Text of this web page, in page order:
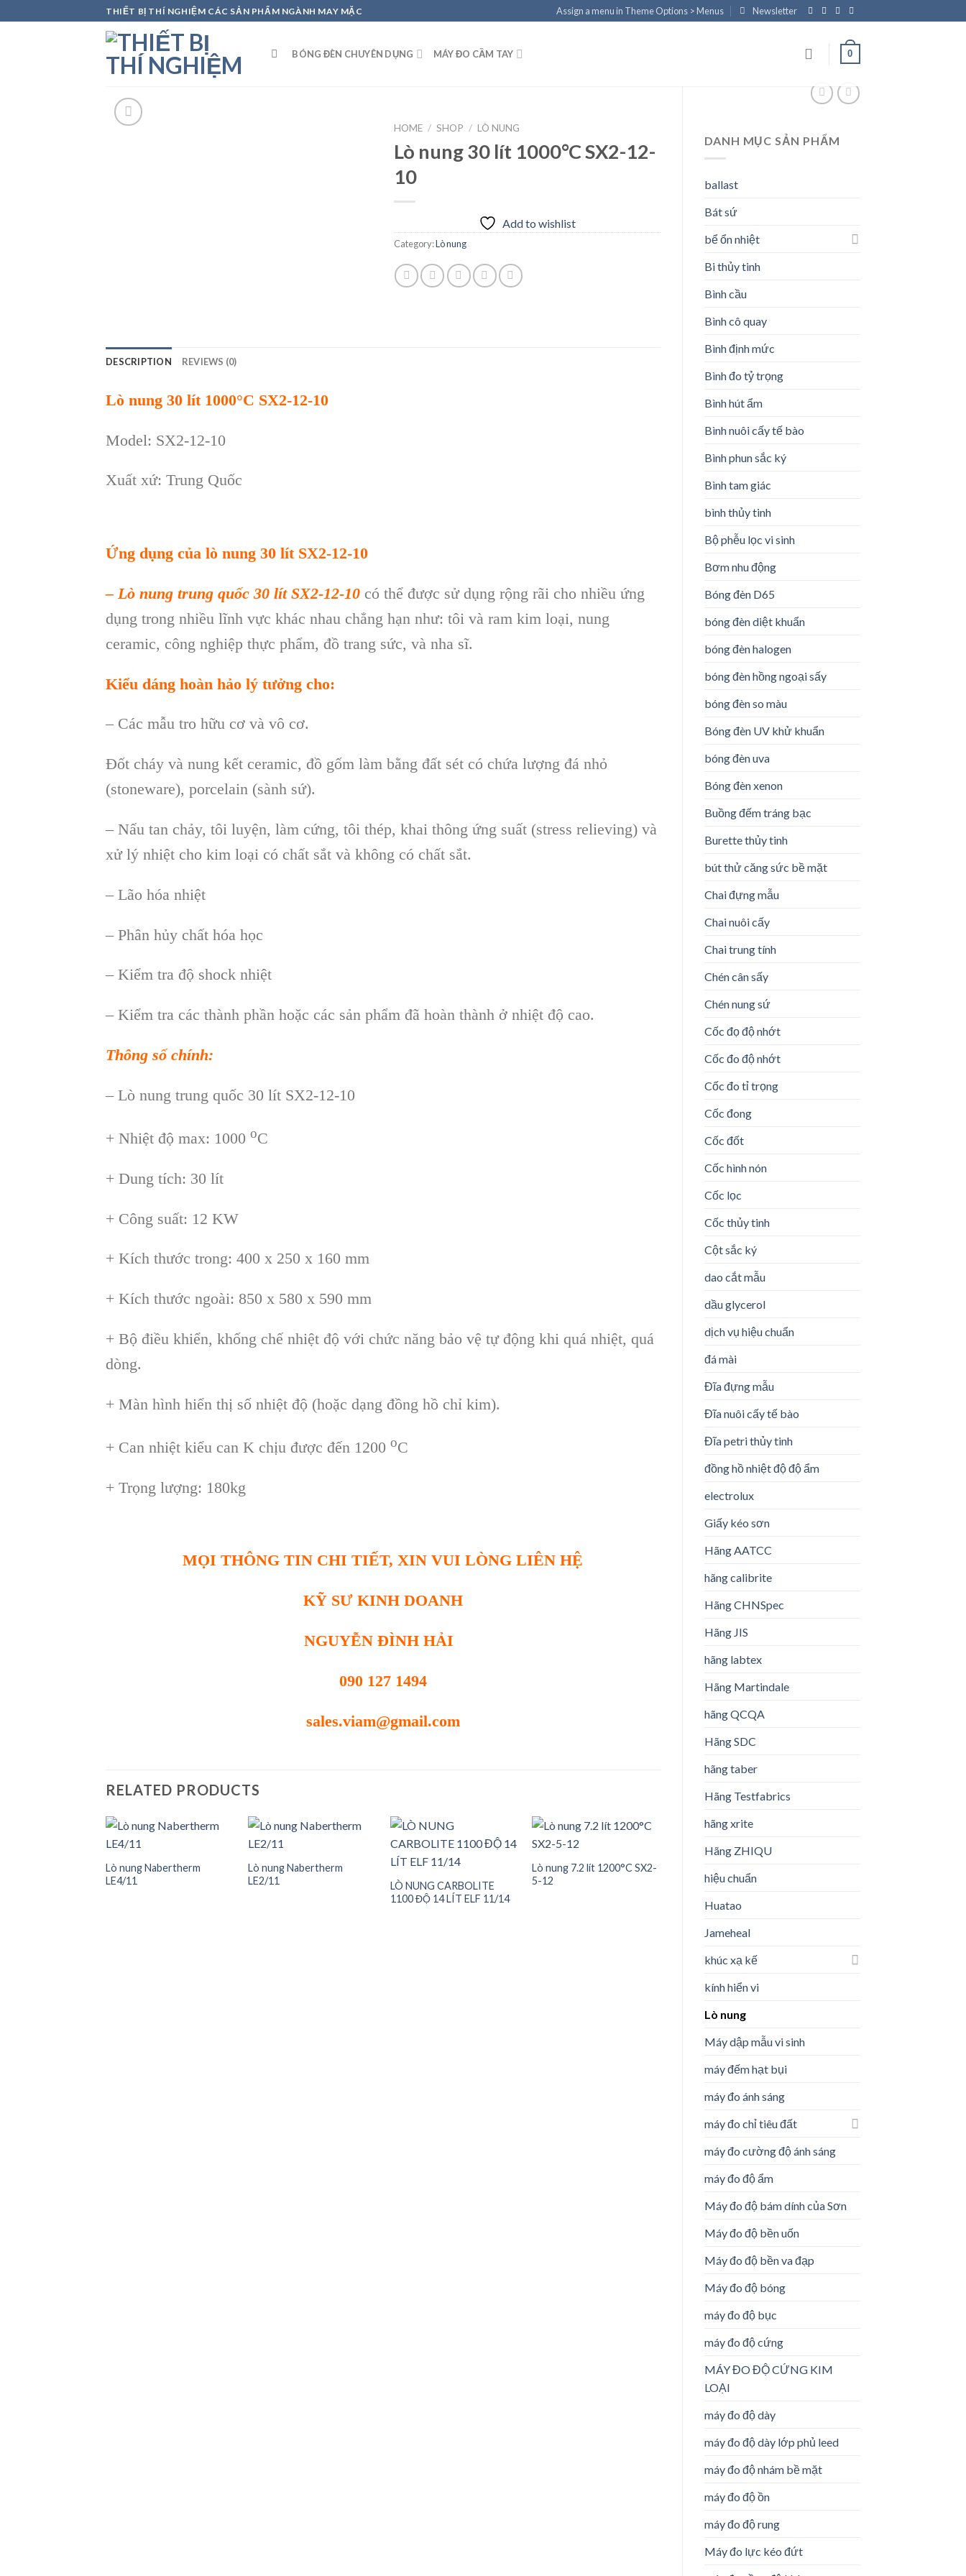
to
THIẾT BỊ THÍ NGHIỆM CÁC SẢN PHẨM NGÀNH MAY MẶC Assign a menu in Theme Options > Menus Newsletter
BÓNG ĐÈN CHUYÊN DỤNG MÁY ĐO CẦM TAY 0
DANH MỤC SẢN PHẨM
ballast
Bát sứ
bể ổn nhiệt
Bi thủy tinh
Bình cầu
Bình cô quay
Bình định mức
Bình đo tỷ trọng
Bình hút ẩm
Bình nuôi cấy tế bào
Bình phun sắc ký
Bình tam giác
bình thủy tinh
Bộ phễu lọc vi sinh
Bơm nhu động
Bóng đèn D65
bóng đèn diệt khuẩn
bóng đèn halogen
bóng đèn hồng ngoại sấy
bóng đèn so màu
Bóng đèn UV khử khuẩn
bóng đèn uva
Bóng đèn xenon
Buồng đếm tráng bạc
Burette thủy tinh
bút thử căng sức bề mặt
Chai đựng mẫu
Chai nuôi cấy
Chai trung tính
Chén cân sấy
Chén nung sứ
Cốc đọ độ nhớt
Cốc đo độ nhớt
Cốc đo tỉ trọng
Cốc đong
Cốc đốt
Cốc hình nón
Cốc lọc
Cốc thủy tinh
Cột sắc ký
dao cắt mẫu
dầu glycerol
dịch vụ hiệu chuẩn
đá mài
Đĩa đựng mẫu
Đĩa nuôi cấy tế bào
Đĩa petri thủy tinh
đồng hồ nhiệt độ độ ẩm
electrolux
Giấy kéo sơn
Hãng AATCC
hãng calibrite
Hãng CHNSpec
Hãng JIS
hãng labtex
Hãng Martindale
hãng QCQA
Hãng SDC
hãng taber
Hãng Testfabrics
hãng xrite
Hãng ZHIQU
hiệu chuẩn
Huatao
Jameheal
khúc xạ kế
kính hiển vi
Lò nung
Máy dập mẫu vi sinh
máy đếm hạt bụi
máy đo ánh sáng
máy đo chỉ tiêu đất
máy đo cường độ ánh sáng
máy đo độ ẩm
Máy đo độ bám dính của Sơn
Máy đo độ bền uốn
Máy đo độ bền va đạp
Máy đo độ bóng
máy đo độ bục
máy đo độ cứng
MÁY ĐO ĐỘ CỨNG KIM
LOẠI
máy đo độ dày
máy đo độ dày lớp phủ leed
máy đo độ nhám bề mặt
máy đo độ ồn
máy đo độ rung
Máy đo lực kéo đứt
HOME / SHOP / LÒ NUNG
Lò nung 30 lít 1000°C SX2-12-
10
Add to wishlist
Category:Lò nung
DESCRIPTION REVIEWS (0)
Lò nung 30 lít 1000°C SX2-12-10
Model: SX2-12-10
Xuất xứ: Trung Quốc
Ứng dụng của lò nung 30 lít SX2-12-10
– Lò nung trung quốc 30 lít SX2-12-10 có thể được sử dụng rộng rãi cho nhiều ứng
dụng trong nhiều lĩnh vực khác nhau chẳng hạn như: tôi và ram kim loại, nung
ceramic, công nghiệp thực phẩm, đồ trang sức, và nha sĩ.
Kiểu dáng hoàn hảo lý tưởng cho:
– Các mẫu tro hữu cơ và vô cơ.
Đốt cháy và nung kết ceramic, đồ gốm làm bằng đất sét có chứa lượng đá nhỏ
(stoneware), porcelain (sành sứ).
– Nấu tan chảy, tôi luyện, làm cứng, tôi thép, khai thông ứng suất (stress relieving) và
xử lý nhiệt cho kim loại có chất sắt và không có chất sắt.
– Lão hóa nhiệt
– Phân hủy chất hóa học
– Kiểm tra độ shock nhiệt
– Kiểm tra các thành phần hoặc các sản phẩm đã hoàn thành ở nhiệt độ cao.
Thông số chính:
– Lò nung trung quốc 30 lít SX2-12-10
+ Nhiệt độ max: 1000 oC
+ Dung tích: 30 lít
+ Công suất: 12 KW
+ Kích thước trong: 400 x 250 x 160 mm
+ Kích thước ngoài: 850 x 580 x 590 mm
+ Bộ điều khiển, khống chế nhiệt độ với chức năng bảo vệ tự động khi quá nhiệt, quá
dòng.
+ Màn hình hiển thị số nhiệt độ (hoặc dạng đồng hồ chỉ kim).
+ Can nhiệt kiểu can K chịu được đến 1200 oC
+ Trọng lượng: 180kg
MỌI THÔNG TIN CHI TIẾT, XIN VUI LÒNG LIÊN HỆ
KỸ SƯ KINH DOANH
NGUYỄN ĐÌNH HẢI
090 127 1494
sales.viam@gmail.com
RELATED PRODUCTS
Lò nung Nabertherm
LE4/11
Lò nung Nabertherm
LE2/11
Add to
wishlist
LÒ NUNG CARBOLITE
1100 ĐỘ 14 LÍT ELF 11/14
Lò nung 7.2 lít 1200°C SX2-
5-12